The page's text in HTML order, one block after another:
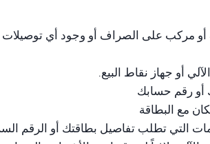
مركب على الصراف أو وجود أي توصيلات
أو جهاز نقاط البيع.
أو رقم حسابك
مع البطاقة
التي تطلب تفاصيل بطاقتك أو الرقم